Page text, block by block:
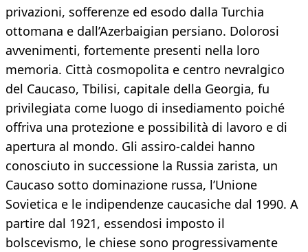
privazioni, sofferenze ed esodo dalla Turchia
ottomana e dall’Azerbaigian persiano. Dolorosi
avvenimenti, fortemente presenti nella loro
memoria. Città cosmopolita e centro nevralgico
del Caucaso, Tbilisi, capitale della Georgia, fu
privilegiata come luogo di insediamento poiché
offriva una protezione e possibilità di lavoro e di
apertura al mondo. Gli assiro-caldei hanno
conosciuto in successione la Russia zarista, un
Caucaso sotto dominazione russa, l’Unione
Sovietica e le indipendenze caucasiche dal 1990. A
partire dal 1921, essendosi imposto il
bolscevismo, le chiese sono progressivamente